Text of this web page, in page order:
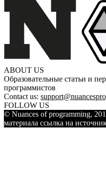
ABOUT US
Образовательные статьи и
программистов
Contact us:
FOLLOW US
© Nuances of programming,
материала ссылка на